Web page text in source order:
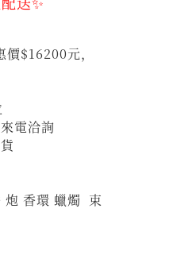
$16200元，
電洽詢
炮 香環 蠟燭 束